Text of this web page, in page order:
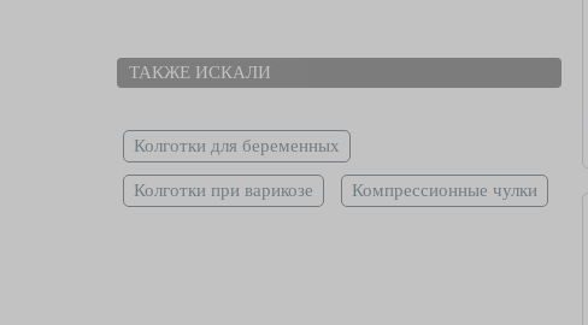
ТАКЖЕ ИСКАЛИ
Колготки для беременных
Колготки при варикозе Компрессионные чулки